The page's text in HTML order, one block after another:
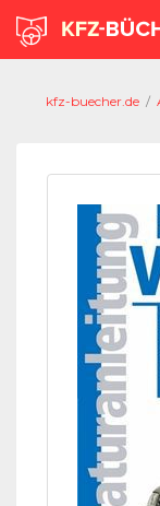
kfz-buecher.de /